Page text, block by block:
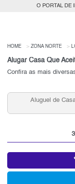
O PORTAL DE
HOME ZONA NORTE
Aluguel de